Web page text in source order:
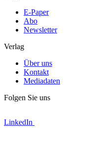
E-Paper
Abo
Newsletter
Verlag
Über uns
Kontakt
Mediadaten
Folgen Sie uns
LinkedIn